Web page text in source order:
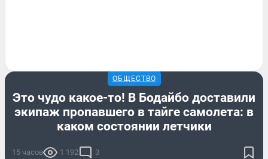
ОБЩЕСТВО
Это чудо какое-то! В Бодайбо доставили
экипаж пропавшего в тайге самолета: в
каком состоянии летчики
15 часов 1 192 3